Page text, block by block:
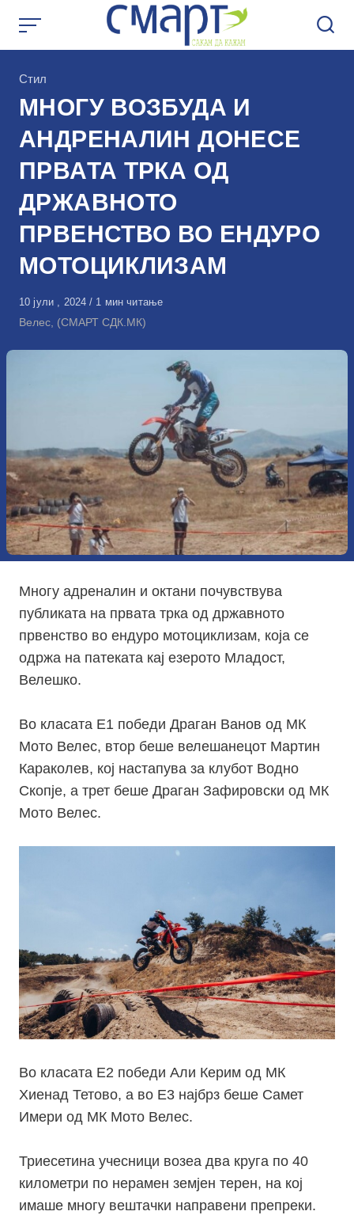
КАтегорија
Стил
МНОГУ ВОЗБУДА И
АНДРЕНАЛИН ДОНЕСЕ
ПРВАТА ТРКА ОД
ДРЖАВНОТО
ПРВЕНСТВО ВО ЕНДУРО
МОТОЦИКЛИЗАМ
Објавено
на
10 јули , 2024 1 мин читање
Велес, (СМАРТ СДК.МК)
Многу адреналин и октани почувствува
публиката на првата трка од државното
првенство во ендуро мотоциклизам, која се
одржа на патеката кај езерото Младост,
Велешко.
Во класата Е1 победи Драган Ванов од МК
Мото Велес, втор беше велешанецот Мартин
Караколев, кој настапува за клубот Водно
Скопје, а трет беше Драган Зафировски од МК
Мото Велес.
Во класата Е2 победи Али Керим од МК
Хиенад Тетово, а во Е3 најбрз беше Самет
Имери од МК Мото Велес.
Триесетина учесници возеа два круга по 40
километри по нерамен земјен терен, на кој
имаше многу вештачки направени препреки.